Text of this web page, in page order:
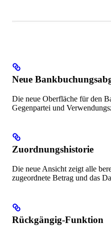
Neue
Die neue Oberfläche für den
Gegenpartei und
Zuordnungshistorie
Die neue Ansicht zeigt alle
zugeordnete Betrag und das
Rückgängig-Funktion